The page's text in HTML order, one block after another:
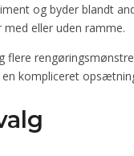
og byder blandt
eller uden ramme.
kompliceret